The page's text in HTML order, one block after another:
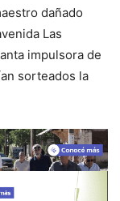
dañado
Las
impulsora de
sorteados la